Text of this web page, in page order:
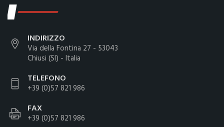
INDIRIZZO
Via della Fontina 27 - 53043
Chiusi (SI) - Italia
TELEFONO
+39 (0)57 821 986
FAX
+39 (0)57 821 986